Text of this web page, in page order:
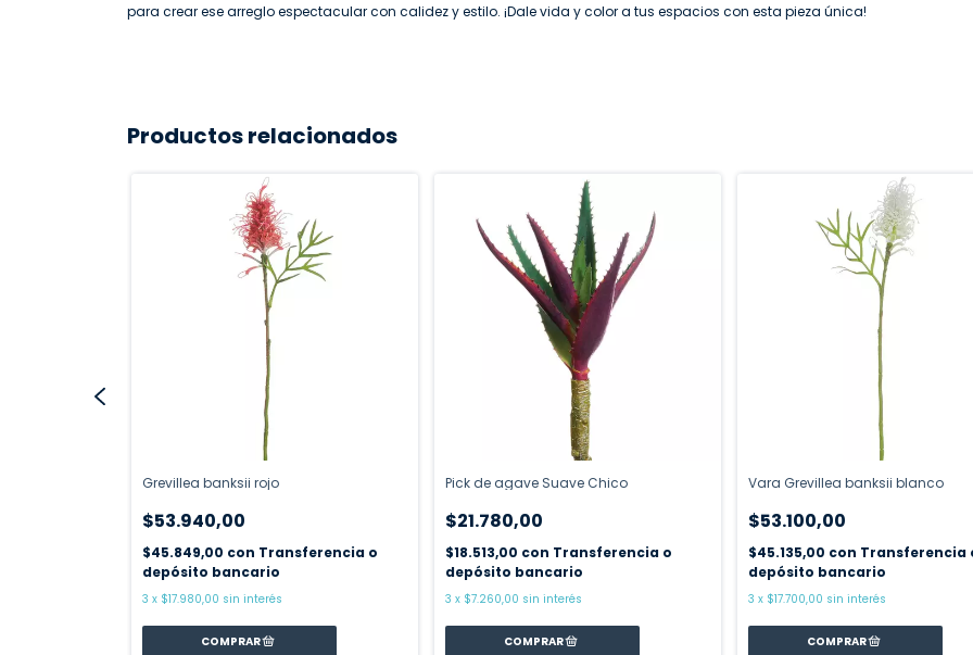
para crear ese arreglo espectacular con calidez y estilo. ¡Dale vida y color a tus espacios con esta pieza única!
Productos relacionados
Grevillea banksii rojo
$53.940,00
$45.849,00 con Transferencia o
depósito bancario
3 x $17.980,00 sin interés
Pick de agave Suave Chico
$21.780,00
$18.513,00 con Transferencia o
depósito bancario
3 x $7.260,00 sin interés
Vara Grevillea banksii blanco
$53.100,00
$45.135,00 con Transferencia
depósito bancario
3 x $17.700,00 sin interés